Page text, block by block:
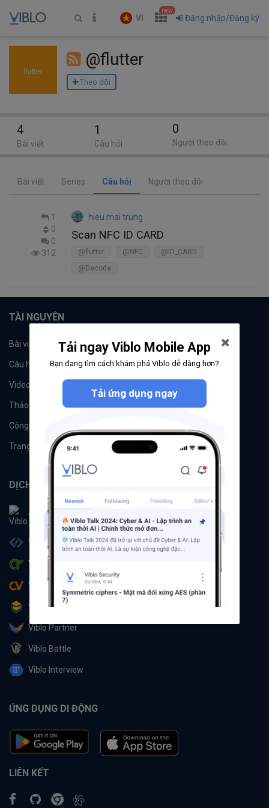
VI
new
Đăng nhập/Đăng ký
@flutter
Theo dõi
Bài viết Series Câu hỏi Người theo dõi
1
0
0
312
hieu mai trung
Scan NFC ID CARD
@flutter @NFC
@ID_CARD
@Decode
4
Bài viết
1
Câu hỏi
0
Người theo dõi
TÀI NGUYÊN
Bài viết Tổ chức
Câu hỏi Tags
Videos
Thảo luận
Công cụ
Trạng thái hệ thống
DỊCH VỤ
Viblo
Viblo Code
Viblo CTF
Viblo CV
Viblo Learning
Viblo Partner
Viblo Battle
Viblo Interview
ỨNG DỤNG DI ĐỘNG
LIÊN KẾT
Tải ngay Viblo Mobile App
Bạn đang tìm cách khám phá Viblo dễ dàng hơn?
Tải ứng dụng ngay